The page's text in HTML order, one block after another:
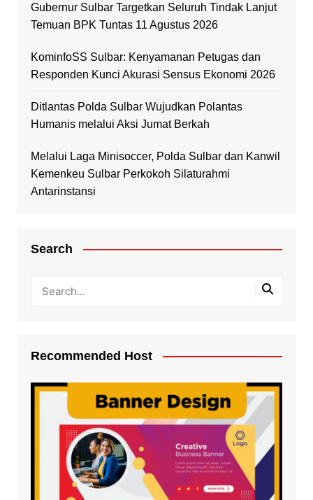
Gubernur Sulbar Targetkan Seluruh Tindak Lanjut
Temuan BPK Tuntas 11 Agustus 2026
KominfoSS Sulbar: Kenyamanan Petugas dan
Responden Kunci Akurasi Sensus Ekonomi 2026
Ditlantas Polda Sulbar Wujudkan Polantas
Humanis melalui Aksi Jumat Berkah
Melalui Laga Minisoccer, Polda Sulbar dan Kanwil
Kemenkeu Sulbar Perkokoh Silaturahmi
Antarinstansi
Search
Recommended Host